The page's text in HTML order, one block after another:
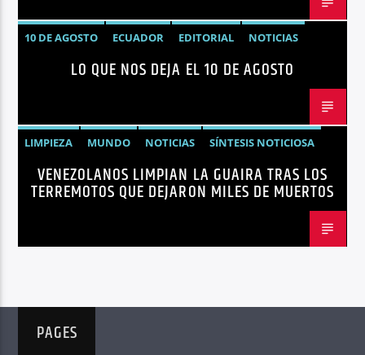
10 DE AGOSTO ECUADOR EDITORIAL NOTICIAS
LO QUE NOS DEJA EL 10 DE AGOSTO
LIMPIEZA MUNDO NOTICIAS
SÍNTESIS NOTICIOSA
TERREMOTOS VENEZUELA
VENEZUELA
VENEZOLANOS LIMPIAN LA GUAIRA TRAS LOS
TERREMOTOS QUE DEJARON MILES DE MUERTOS
PAGES